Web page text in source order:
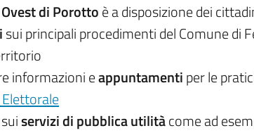
di Porottoè a disposizione dei
sui principali procedimenti del Comune di
informazioni eappuntamentiper le
servizi di pubblica utilitàcome ad